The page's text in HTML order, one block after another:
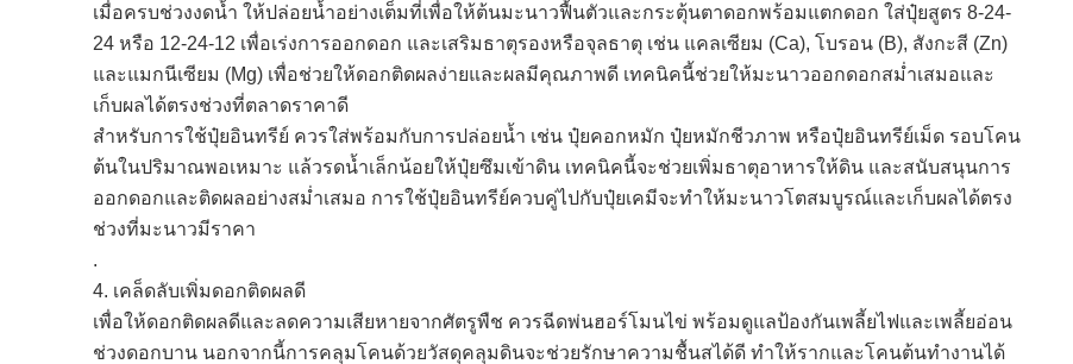
เมื่อครบช่วงงดน้ำ ให้ปล่อยน้ำอย่างเต็มที่เพื่อให้ต้นมะนาวฟื้นตัวและกระตุ้นตาดอกพร้อมแตกดอก ใส่ปุ๋ยสูตร 8-24-
24 หรือ 12-24-12 เพื่อเร่งการออกดอก และเสริมธาตุรองหรือจุลธาตุ เช่น แคลเซียม (Ca), โบรอน (B), สังกะสี (Zn)
และแมกนีเซียม (Mg) เพื่อช่วยให้ดอกติดผลง่ายและผลมีคุณภาพดี เทคนิคนี้ช่วยให้มะนาวออกดอกสม่ำเสมอและ
เก็บผลได้ตรงช่วงที่ตลาดราคาดี
สำหรับการใช้ปุ๋ยอินทรีย์ ควรใส่พร้อมกับการปล่อยน้ำ เช่น ปุ๋ยคอกหมัก ปุ๋ยหมักชีวภาพ หรือปุ๋ยอินทรีย์เม็ด รอบโคน
ต้นในปริมาณพอเหมาะ แล้วรดน้ำเล็กน้อยให้ปุ๋ยซึมเข้าดิน เทคนิคนี้จะช่วยเพิ่มธาตุอาหารให้ดิน และสนับสนุนการ
ออกดอกและติดผลอย่างสม่ำเสมอ การใช้ปุ๋ยอินทรีย์ควบคู่ไปกับปุ๋ยเคมีจะทำให้มะนาวโตสมบูรณ์และเก็บผลได้ตรง
ช่วงที่มะนาวมีราคา
.
4. เคล็ดลับเพิ่มดอกติดผลดี
เพื่อให้ดอกติดผลดีและลดความเสียหายจากศัตรูพืช ควรฉีดพ่นฮอร์โมนไข่ พร้อมดูแลป้องกันเพลี้ยไฟและเพลี้ยอ่อน
ช่วงดอกบาน นอกจากนี้การคลุมโคนด้วยวัสดุคลุมดินจะช่วยรักษาความชื้นสได้ดี ทำให้รากและโคนต้นทำงานได้